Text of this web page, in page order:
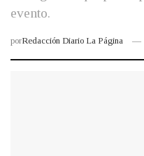
evento.
porRedacción Diario La Página